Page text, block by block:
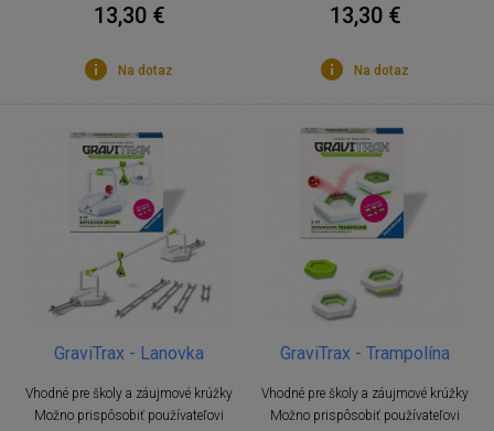
13,30 €
Na dotaz
13,30 €
Na dotaz
GraviTrax - Lanovka
Vhodné pre školy a záujmové krúžky
Možno prispôsobiť používateľovi
GraviTrax - Trampolína
Vhodné pre školy a záujmové krúžky
Možno prispôsobiť používateľovi